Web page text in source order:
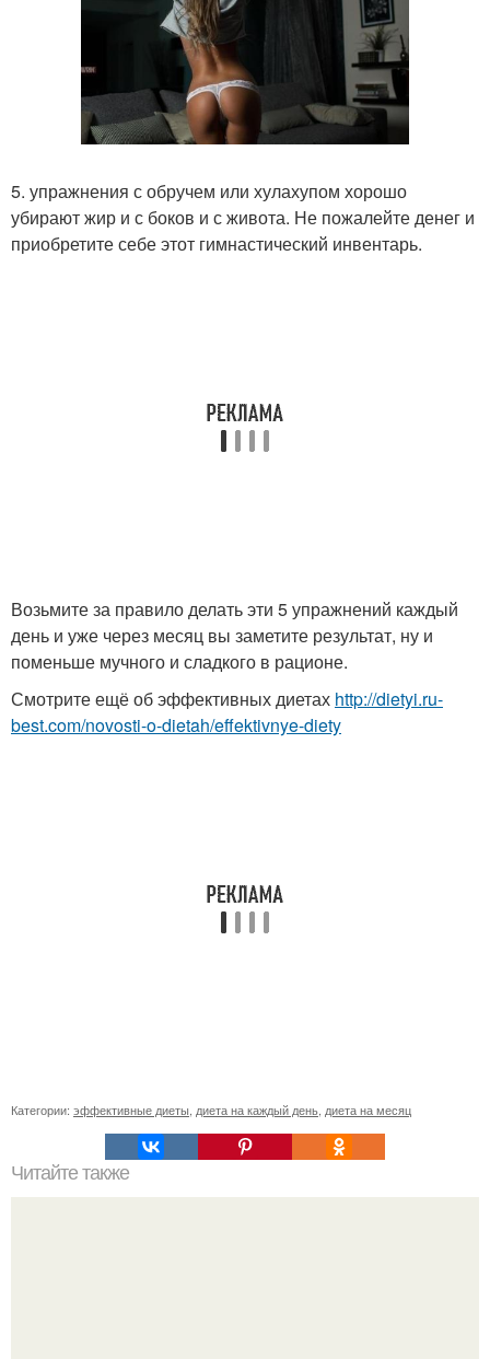
5. упражнения с обручем или хулахупом хорошо
убирают жир и с боков и с живота. Не пожалейте денег и
приобретите себе этот гимнастический инвентарь.
Возьмите за правило делать эти 5 упражнений каждый
день и уже через месяц вы заметите результат, ну и
поменьше мучного и сладкого в рационе.
Смотрите ещё об эффективных диетах http://dietyi.ru-
best.com/novosti-o-dietah/effektivnye-diety
Категории: эффективные диеты, диета на каждый день, диета на месяц
Читайте также